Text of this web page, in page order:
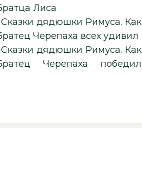
Лиса
Сказки дядюшки Римуса. Как
Черепаха всех удивил
Сказки дядюшки Римуса. Как
Черепаха победил